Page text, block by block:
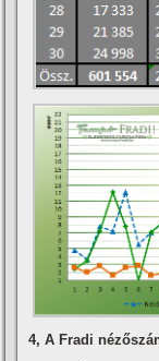
4, A Fradi